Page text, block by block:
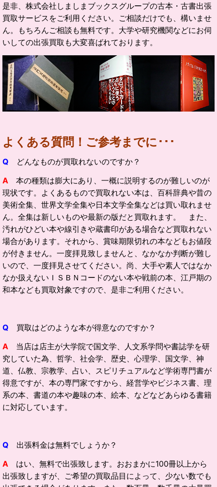
是非、株式会社しましまブックスグループの古本・古書出張
買取サービスをご利用ください。ご相談だけでも、構いませ
ん。もちろんご相談も無料です。大学や研究機関などにお伺
いしての出張買取も大変喜ばれております。
よくある質問！ご参考までに･･･
Q どんなものが買取れないのですか？
A
本の種類は膨大にあり、一概に説明するのが難しいのが
現状です。よくあるもので買取れない本は、百科辞典や昔の
美術全集、世界文学全集や日本文学全集などは買い取れませ
ん。全集は新しいものや最新の版だと買取れます。 また、
汚れがひどい本や線引きや蔵書印がある場合など買取れない
場合があります。それから、賞味期限切れの本などもお値段
が付きません。一度拝見致しませんと、なかなか判断が難し
いので、一度拝見させてください。尚、大手や素人ではなか
なか扱えないＩＳＢＮコードのない本や戦前の本、江戸期の
和本なども買取対象ですので、是非ご利用ください。
Q
買取はどのような本が得意なのですか？
A
当店は店主が大学院で国文学、人文系学問や書誌学を研
究していた為、哲学、社会学、歴史、心理学、国文学、神
道、仏教、宗教学、占い、スピリチュアルなど学術専門書が
得意ですが、本の専門家ですから、経営学やビジネス書、理
系の本、書道の本や趣味の本、絵本、などなどあらゆる書籍
に対応しています。
Q 出張料金は無料でしょうか？
A はい、無料で出張致します。おおまかに100冊以上から
出張致しますが、ご希望の買取品目によって、少ない数でも